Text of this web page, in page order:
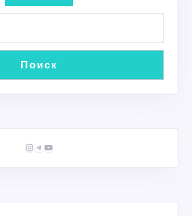
Поиск
Instagram
Telegram
YouTube